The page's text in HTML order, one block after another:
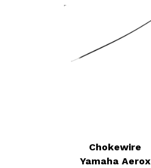
Chokewire
Yamaha Aerox